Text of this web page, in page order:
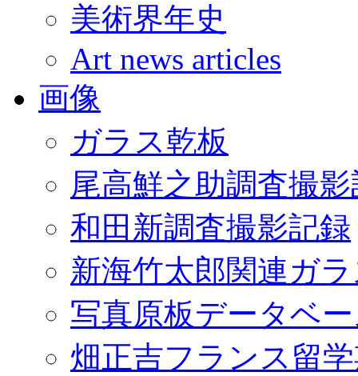
美術界年史
Art news articles
画像
ガラス乾板
尾高鮮之助調査撮
和田新調査撮影記録
新海竹太郎関連ガ
写真原板データベ
畑正吉フランス留